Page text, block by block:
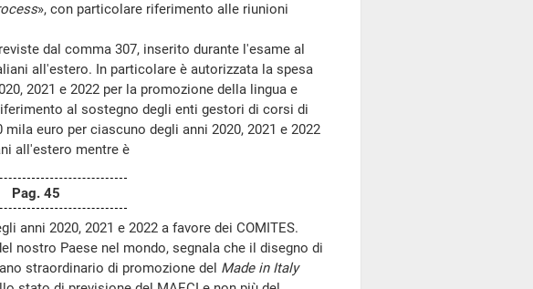
», con particolare riferimento alle riunioni
dal comma 307, inserito durante l'esame al
all'estero. In particolare è autorizzata la spesa
2021 e 2022 per la promozione della lingua e
al sostegno degli enti gestori di corsi di
euro per ciascuno degli anni 2020, 2021 e 2022
all'estero mentre è
Pag. 45
anni 2020, 2021 e 2022 a favore dei COMITES.
nostro Paese nel mondo, segnala che il disegno di
straordinario di promozione del Made in Italy